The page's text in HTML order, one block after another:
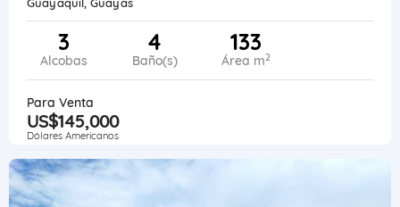
3
Alcobas
4
Baño(s)
133
Área m2
Para Venta
US$145,000
Dólares Americanos